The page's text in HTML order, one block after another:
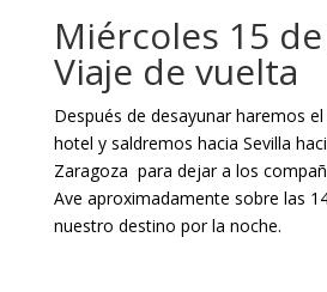
Miércoles 15
Viaje de vuelta
Después de desayunar haremos
hotel y saldremos hacia Sevilla
Zaragoza para dejar a los
Ave aproximadamente sobre las
nuestro destino por la noche.